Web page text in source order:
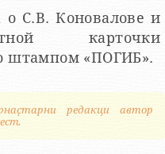
о С.В. Коновалове и
карточки
штампом «ПОГИБ».
редакци автор